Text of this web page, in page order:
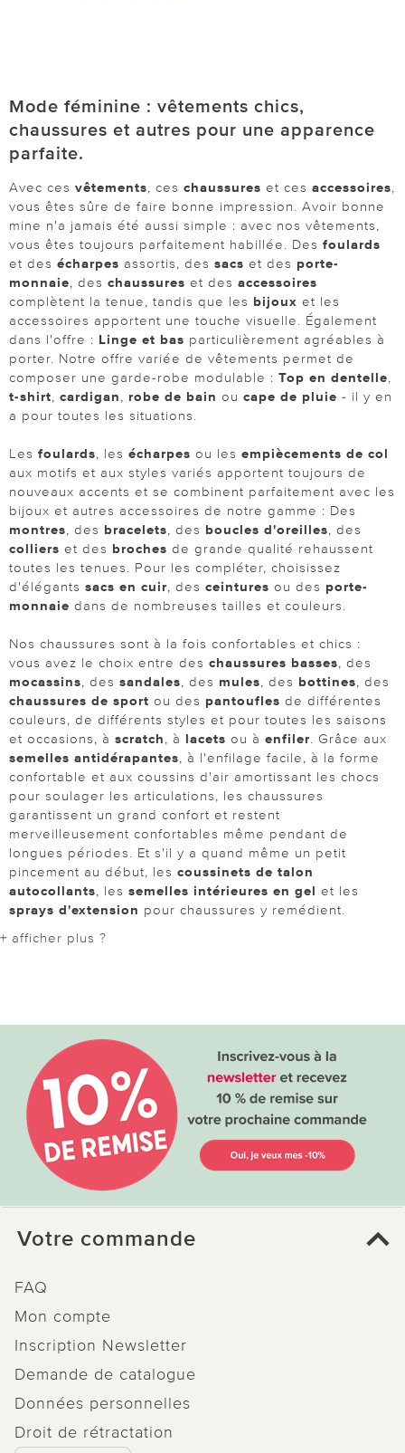
Mode féminine : vêtements chics,
chaussures et autres pour une apparence
parfaite.
Avec ces vêtements, ces chaussures et ces accessoires,
vous êtes sûre de faire bonne impression. Avoir bonne
mine n'a jamais été aussi simple : avec nos vêtements,
vous êtes toujours parfaitement habillée. Des foulards
et des écharpes assortis, des sacs et des porte-
monnaie, des chaussures et des accessoires
complètent la tenue, tandis que les bijoux et les
accessoires apportent une touche visuelle. Également
dans l'offre : Linge et bas particulièrement agréables à
porter. Notre offre variée de vêtements permet de
composer une garde-robe modulable : Top en dentelle,
t-shirt, cardigan, robe de bain ou cape de pluie - il y en
a pour toutes les situations.
Les foulards, les écharpes ou les empiècements de col
aux motifs et aux styles variés apportent toujours de
nouveaux accents et se combinent parfaitement avec les
bijoux et autres accessoires de notre gamme : Des
montres, des bracelets, des boucles d'oreilles, des
colliers et des broches de grande qualité rehaussent
toutes les tenues. Pour les compléter, choisissez
d'élégants sacs en cuir, des ceintures ou des porte-
monnaie dans de nombreuses tailles et couleurs.
Nos chaussures sont à la fois confortables et chics :
vous avez le choix entre des chaussures basses, des
mocassins, des sandales, des mules, des bottines, des
chaussures de sport ou des pantoufles de différentes
couleurs, de différents styles et pour toutes les saisons
et occasions, à scratch, à lacets ou à enfiler . Grâce aux
semelles antidérapantes, à l'enfilage facile, à la forme
confortable et aux coussins d'air amortissant les chocs
pour soulager les articulations, les chaussures
garantissent un grand confort et restent
merveilleusement confortables même pendant de
longues périodes. Et s'il y a quand même un petit
pincement au début, les coussinets de talon
autocollants, les semelles intérieures en gel et les
sprays d'extension pour chaussures y remédient.
+ afficher plus ?
Votre commande
FAQ
Mon compte
Inscription Newsletter
Demande de catalogue
Données personnelles
Droit de rétractation